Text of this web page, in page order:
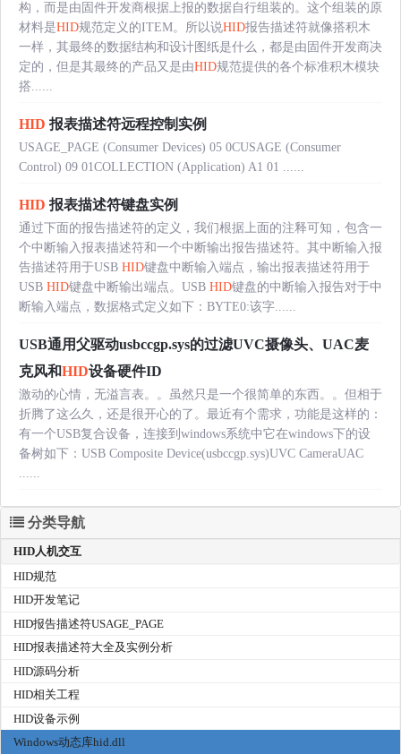
构，而是由固件开发商根据上报的数据自行组装的。这个组装的原
材料是HID规范定义的ITEM。所以说HID报告描述符就像搭积木
一样，其最终的数据结构和设计图纸是什么，都是由固件开发商决
定的，但是其最终的产品又是由HID规范提供的各个标准积木模块
搭......
HID 报表描述符远程控制实例
USAGE_PAGE (Consumer Devices) 05 0CUSAGE (Consumer
Control) 09 01COLLECTION (Application) A1 01 ......
HID 报表描述符键盘实例
通过下面的报告描述符的定义，我们根据上面的注释可知，包含一
个中断输入报表描述符和一个中断输出报告描述符。其中断输入报
告描述符用于USB HID键盘中断输入端点，输出报表描述符用于
USB HID键盘中断输出端点。USB HID键盘的中断输入报告对于中
断输入端点，数据格式定义如下：BYTE0:该字......
USB通用父驱动usbccgp.sys的过滤UVC摄像头、UAC麦
克风和HID设备硬件ID
激动的心情，无溢言表。。虽然只是一个很简单的东西。。但相于
折腾了这么久，还是很开心的了。最近有个需求，功能是这样的：
有一个USB复合设备，连接到windows系统中它在windows下的设
备树如下：USB Composite Device(usbccgp.sys)UVC CameraUAC
......
分类导航
HID人机交互
HID规范
HID开发笔记
HID报告描述符USAGE_PAGE
HID报表描述符大全及实例分析
HID源码分析
HID相关工程
HID设备示例
Windows动态库hid.dll